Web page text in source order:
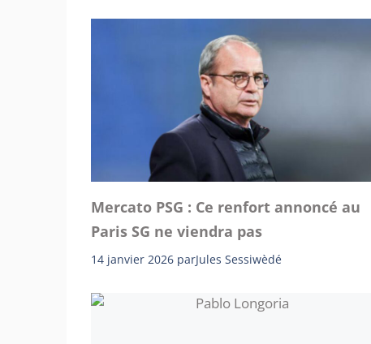
Mercato PSG : Ce renfort annoncé au
Paris SG ne viendra pas
14 janvier 2026 parJules Sessiwèdé